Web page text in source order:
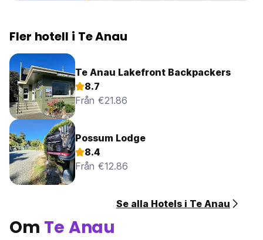
Fler hotell i Te Anau
Te Anau Lakefront Backpackers
8.7
Från €21.86
Possum Lodge
8.4
Från €12.86
Se alla Hotels i Te Anau
Om Te Anau